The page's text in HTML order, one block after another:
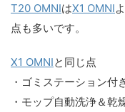
T20 OMNIはX1 OMNI
点も多いです。
X1 OMNIと同じ点
・ゴミステーション付
・モップ自動洗浄＆乾